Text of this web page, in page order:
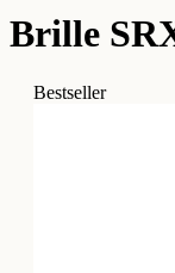
Brille
Bestseller